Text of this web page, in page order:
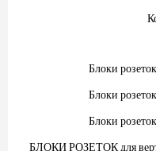
Блоки
Блоки
Блоки
БЛОКИ РОЗЕТОК для